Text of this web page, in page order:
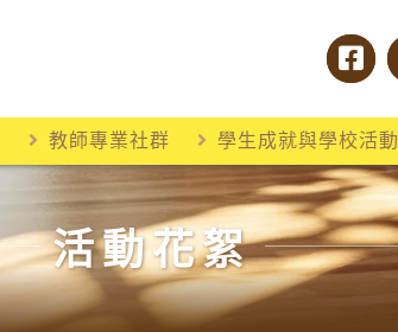
教師專業社群 學生成就與學校活動
活動花絮